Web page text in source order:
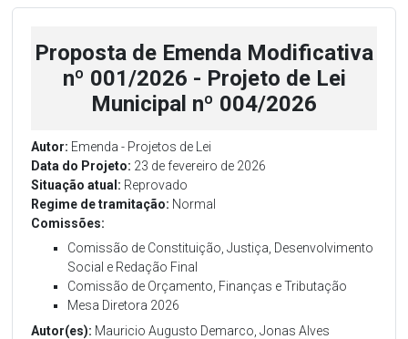
Proposta de Emenda Modificativa
nº 001/2026 - Projeto de Lei
Municipal nº 004/2026
Autor: Emenda - Projetos de Lei
Data do Projeto: 23 de fevereiro de 2026
Situação atual: Reprovado
Regime de tramitação: Normal
Comissões:
Comissão de Constituição, Justiça, Desenvolvimento
Social e Redação Final
Comissão de Orçamento, Finanças e Tributação
Mesa Diretora 2026
Autor(es): Mauricio Augusto Demarco, Jonas Alves